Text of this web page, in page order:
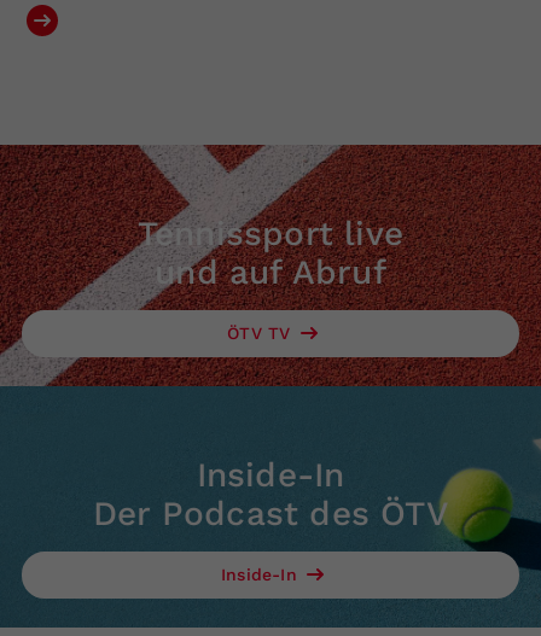
Tennissport live
und auf Abruf
ÖTV TV
Inside-In
Der Podcast des ÖTV
Inside-In